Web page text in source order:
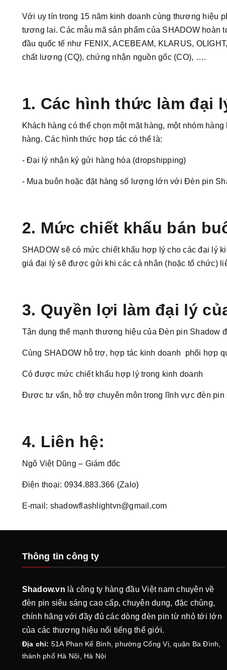
Với uy tín trong 15 năm kinh doanh cùng thương hiệu
tương lai. Các mẫu mã sản phẩm của SHADOW
đầu quốc tế như FENIX, ACEBEAM, KLARUS,
chất lượng (CQ), chứng nhận nguồn gốc (CO), ….
1. Các hình thức làm đại
Khách hàng có thể chọn một mặt hàng, một nhóm
hàng. Các hình thức hợp tác có thể là:
- Đại lý nhận ký gửi hàng hóa (dropshipping)
- Mua buôn hoặc đặt hàng số lượng lớn với Đèn pin
2. Mức chiết khấu bán
SHADOW sẽ có mức chiết khấu hợp lý cho các đại lý
giá đại lý sẽ được gửi khi các cá nhân (hoặc tổ chức)
3. Quyền lợi làm đại lý
Tận dụng thế mạnh thương hiệu của Đèn pin Shadow
Cùng SHADOW hỗ trợ, hợp tác kinh doanh phối hợp
Có được mức chiết khấu hợp lý trong kinh doanh
Được tư vấn, hỗ trợ chuyên môn trong lĩnh vực đèn pin
4. Liên hệ:
Ngô Việt Dũng – Giám đốc
Điện thoại: 0934.883.366 (Zalo)
E-mail: shadowflashlightvn@gmail.com
Thông tin công ty
Shadow.vn là công ty hàng đầu Việt nam chuyên về
đèn pin siêu sáng cao cấp, chuyên dụng, đặc chủng,
chính hãng với đầy đủ các dòng đèn pin từ nhỏ tới lớn
của các thương hiệu nổi tiếng thế giới.
Địa chỉ: 51A Phan Kế Bính, phường Cống Vị, quận Ba Đình,
thành phố Hà Nội, Hà Nội